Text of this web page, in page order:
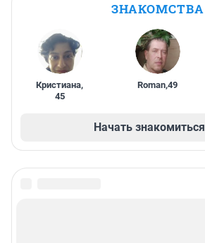
ЗНАКОМСТВА
Кристиана,
45
Roman,49
Начать знакомиться